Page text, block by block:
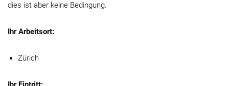
dies ist aber keine Bedingung.
Ihr Arbeitsort:
Zürich